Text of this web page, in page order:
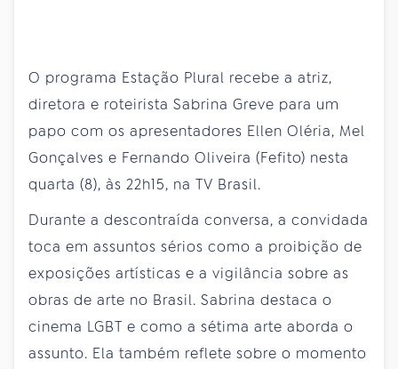
O programa Estação Plural recebe a atriz,
diretora e roteirista Sabrina Greve para um
papo com os apresentadores Ellen Oléria, Mel
Gonçalves e Fernando Oliveira (Fefito) nesta
quarta (8), às 22h15, na TV Brasil.
Durante a descontraída conversa, a convidada
toca em assuntos sérios como a proibição de
exposições artísticas e a vigilância sobre as
obras de arte no Brasil. Sabrina destaca o
cinema LGBT e como a sétima arte aborda o
assunto. Ela também reflete sobre o momento